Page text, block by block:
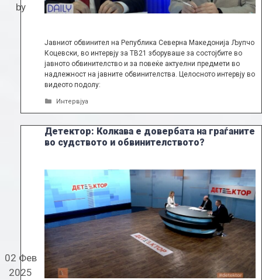
by
Јавниот обвинител на Република Северна Македонија Љупчо
Коцевски, во интервју за ТВ21 зборуваше за состојбите во
јавното обвинителство и за повеќе актуелни предмети во
надлежност на јавните обвинителства. Целосното интервју во
видеото подолу:
Categories
Интервјуа
Детектор: Колкава е довербата на граѓаните
во судството и обвинителството?
02 Фев
2025